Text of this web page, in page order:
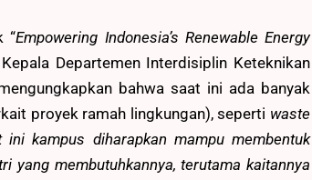
“Empowering Indonesia’s Renewable Energy
Kepala Departemen Interdisiplin Keteknikan
bahwa saat ini ada banyak
proyek ramah lingkungan), seperti waste
ini kampus diharapkan mampu membentuk
yang membutuhkannya, terutama kaitannya